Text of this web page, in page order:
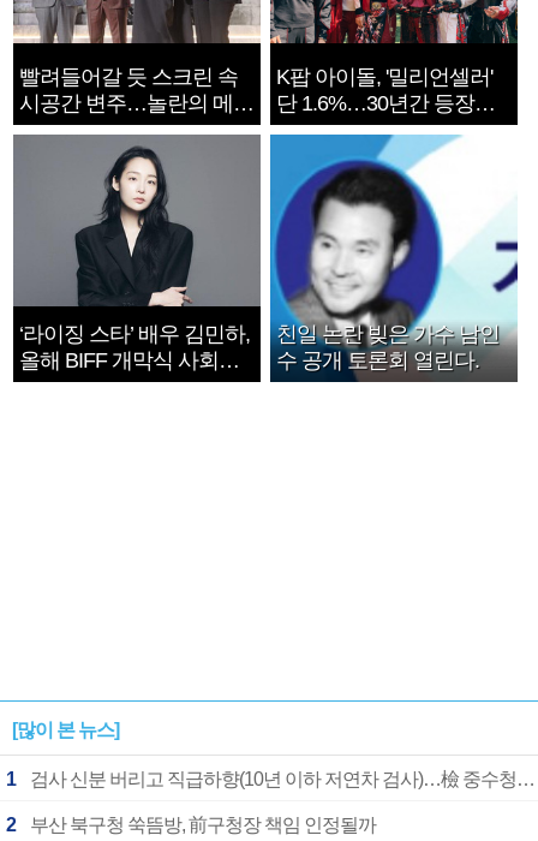
빨려들어갈 듯 스크린 속
시공간 변주…놀란의 메시
지는 ‘전쟁 속죄’
K팝 아이돌, '밀리언셀러'
단 1.6%…30년간 등장
1182개팀 전수조사
‘라이징 스타’ 배우 김민하,
올해 BIFF 개막식 사회자
확정
친일 논란 빚은 가수 남인
수 공개 토론회 열린다.
[많이 본 뉴스]
1 검사 신분 버리고 직급하향(10년 이하 저연차 검사)…檢 중수청행 기피
2 부산 북구청 쑥뜸방, 前구청장 책임 인정될까